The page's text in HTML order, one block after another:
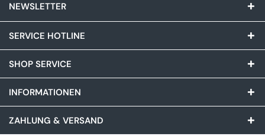
NEWSLETTER
SERVICE HOTLINE
SHOP SERVICE
INFORMATIONEN
ZAHLUNG & VERSAND